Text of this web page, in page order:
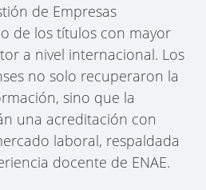
de Empresas
de los títulos con mayor
a nivel internacional. Los
no solo recuperaron la
sino que la
una acreditación con
laboral, respaldada
docente de ENAE.